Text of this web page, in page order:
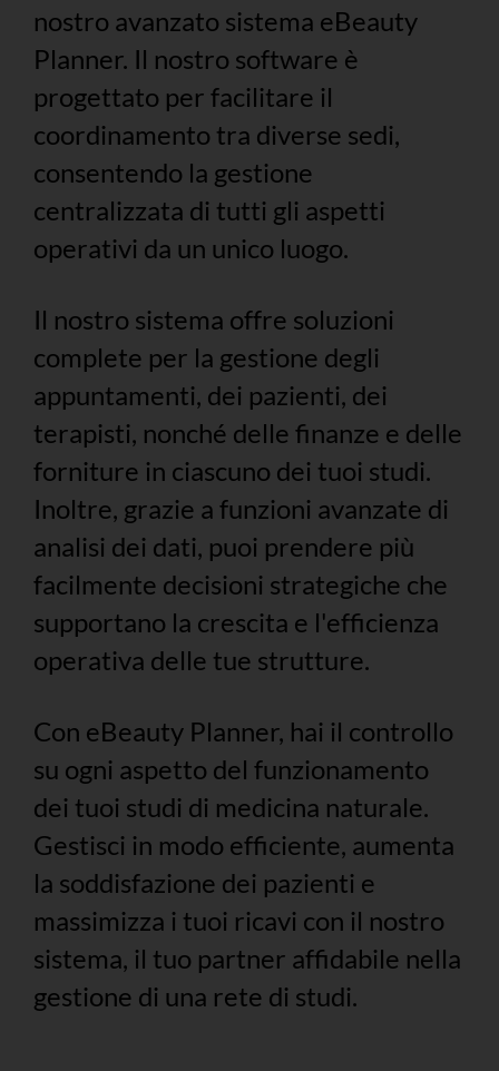
nostro avanzato sistema eBeauty
Planner. Il nostro software è
progettato per facilitare il
coordinamento tra diverse sedi,
consentendo la gestione
centralizzata di tutti gli aspetti
operativi da un unico luogo.
Il nostro sistema offre soluzioni
complete per la gestione degli
appuntamenti, dei pazienti, dei
terapisti, nonché delle finanze e delle
forniture in ciascuno dei tuoi studi.
Inoltre, grazie a funzioni avanzate di
analisi dei dati, puoi prendere più
facilmente decisioni strategiche che
supportano la crescita e l'efficienza
operativa delle tue strutture.
Con eBeauty Planner, hai il controllo
su ogni aspetto del funzionamento
dei tuoi studi di medicina naturale.
Gestisci in modo efficiente, aumenta
la soddisfazione dei pazienti e
massimizza i tuoi ricavi con il nostro
sistema, il tuo partner affidabile nella
gestione di una rete di studi.